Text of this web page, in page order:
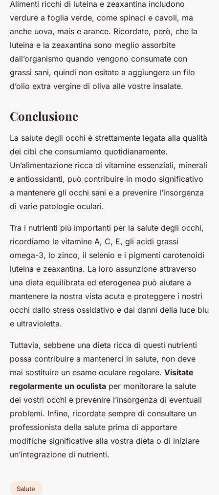
Alimenti ricchi di luteina e zeaxantina includono
verdure a foglia verde, come spinaci e cavoli, ma
anche uova, mais e arance. Ricordate, però, che la
luteina e la zeaxantina sono meglio assorbite
dall’organismo quando vengono consumate con
grassi sani, quindi non esitate a aggiungere un filo
d’olio extra vergine di oliva alle vostre insalate.
Conclusione
La salute degli occhi è strettamente legata alla qualità
dei cibi che consumiamo quotidianamente.
Un’alimentazione ricca di vitamine essenziali, minerali
e antiossidanti, può contribuire in modo significativo
a mantenere gli occhi sani e a prevenire l’insorgenza
di varie patologie oculari.
Tra i nutrienti più importanti per la salute degli occhi,
ricordiamo le vitamine A, C, E, gli acidi grassi
omega-3, lo zinco, il selenio e i pigmenti carotenoidi
luteina e zeaxantina. La loro assunzione attraverso
una dieta equilibrata ed eterogenea può aiutare a
mantenere la nostra vista acuta e proteggere i nostri
occhi dallo stress ossidativo e dai danni della luce blu
e ultravioletta.
Tuttavia, sebbene una dieta ricca di questi nutrienti
possa contribuire a mantenerci in salute, non deve
mai sostituire un esame oculare regolare. Visitate
regolarmente un oculista per monitorare la salute
dei vostri occhi e prevenire l’insorgenza di eventuali
problemi. Infine, ricordate sempre di consultare un
professionista della salute prima di apportare
modifiche significative alla vostra dieta o di iniziare
un’integrazione di nutrienti.
Salute